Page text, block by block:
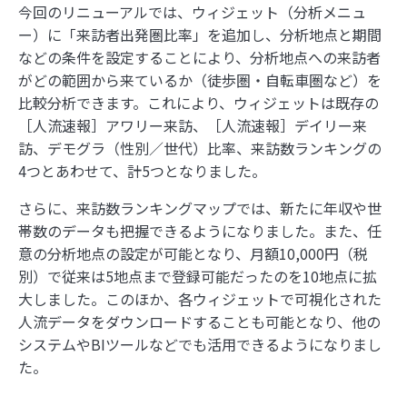
今回のリニューアルでは、ウィジェット（分析メニュ
ー）に「来訪者出発圏比率」を追加し、分析地点と期間
などの条件を設定することにより、分析地点への来訪者
がどの範囲から来ているか（徒歩圏・自転車圏など）を
比較分析できます。これにより、ウィジェットは既存の
［人流速報］アワリー来訪、［人流速報］デイリー来
訪、デモグラ（性別／世代）比率、来訪数ランキングの
4つとあわせて、計5つとなりました。
さらに、来訪数ランキングマップでは、新たに年収や世
帯数のデータも把握できるようになりました。また、任
意の分析地点の設定が可能となり、月額10,000円（税
別）で従来は5地点まで登録可能だったのを10地点に拡
大しました。このほか、各ウィジェットで可視化された
人流データをダウンロードすることも可能となり、他の
システムやBIツールなどでも活用できるようになりまし
た。